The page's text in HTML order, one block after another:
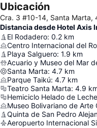
Ubicación
Cra. 3 #10-14, Santa Marta,
Distancia desde Hotel Axis
El Rodadero: 0.2 km
Centro Internacional del
Playa Salguero: 1.9 km
Acuario y Museo del Mar
Santa Marta: 4.7 km
Parque Taikú: 4.7 km
Teatro Santa Marta: 4.9
Hemiciclo Helado de Leche
Museo Bolivariano de Arte
Quinta de San Pedro
Aeropuerto Internacional